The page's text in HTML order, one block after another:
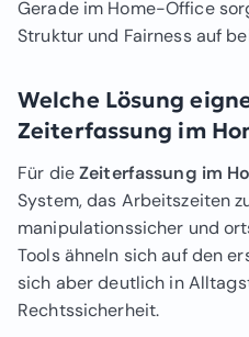
Gerade im Home-Office
Struktur und Fairness auf
Welche Lösung
Zeiterfassung im
Für dieZeiterfassung im
System, das Arbeitszeiten
manipulationssicher und
Tools ähneln sich auf den
sich aber deutlich in
Rechtssicherheit.